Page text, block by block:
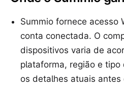
Summio fornece acesso
conta conectada. O
dispositivos varia de
plataforma, região e
os detalhes atuais antes